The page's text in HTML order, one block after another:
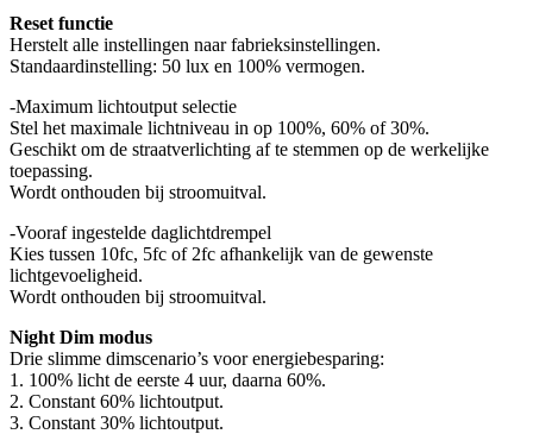
Reset functie
Herstelt alle instellingen naar fabrieksinstellingen.
Standaardinstelling: 50 lux en 100% vermogen.
-Maximum lichtoutput selectie
Stel het maximale lichtniveau in op 100%, 60% of 30%.
Geschikt om de straatverlichting af te stemmen op de werkelijke
toepassing.
Wordt onthouden bij stroomuitval.
-Vooraf ingestelde daglichtdrempel
Kies tussen 10fc, 5fc of 2fc afhankelijk van de gewenste
lichtgevoeligheid.
Wordt onthouden bij stroomuitval.
Night Dim modus
Drie slimme dimscenario’s voor energiebesparing:
1. 100% licht de eerste 4 uur, daarna 60%.
2. Constant 60% lichtoutput.
3. Constant 30% lichtoutput.